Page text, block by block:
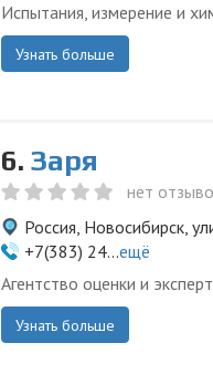
Испытания, измерение и
Узнать больше
6. Заря
нет
Россия, Новосибирск,
+7(383) 24...ещё
Агентство оценки и
Узнать больше